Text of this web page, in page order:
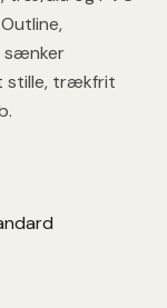
sænker
stille, trækfrit